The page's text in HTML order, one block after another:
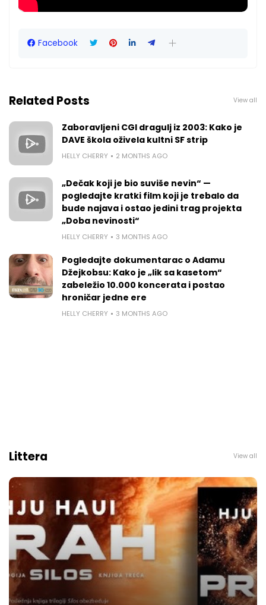
Facebook
Related Posts View all
Zaboravljeni CGI dragulj iz 2003: Kako je
DAVE škola oživela kultni SF strip
HELLY CHERRY 2 MONTHS AGO
„Dečak koji je bio suviše nevin“ —
pogledajte kratki film koji je trebalo da
bude najava i ostao jedini trag projekta
„Doba nevinosti“
HELLY CHERRY 3 MONTHS AGO
Pogledajte dokumentarac o Adamu
Džejkobsu: Kako je „lik sa kasetom“
zabeležio 10.000 koncerata i postao
hroničar jedne ere
HELLY CHERRY 3 MONTHS AGO
Littera View all